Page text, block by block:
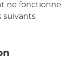
ne fonctionne
suivants